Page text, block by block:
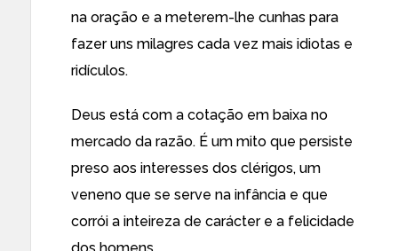
na oração e a meterem-lhe cunhas para
fazer uns milagres cada vez mais idiotas e
ridículos.
Deus está com a cotação em baixa no
mercado da razão. É um mito que persiste
preso aos interesses dos clérigos, um
veneno que se serve na infância e que
corrói a inteireza de carácter e a felicidade